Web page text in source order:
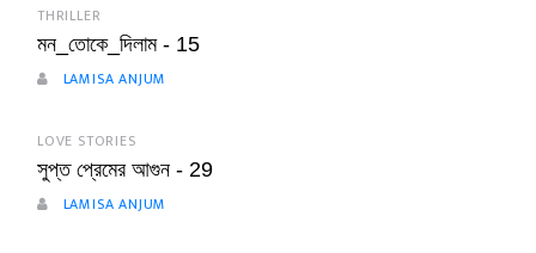
THRILLER
মন_তোকে_দিলাম - 15
LAMISA ANJUM
LOVE STORIES
সুপ্ত প্রেমের আগুন - 29
LAMISA ANJUM